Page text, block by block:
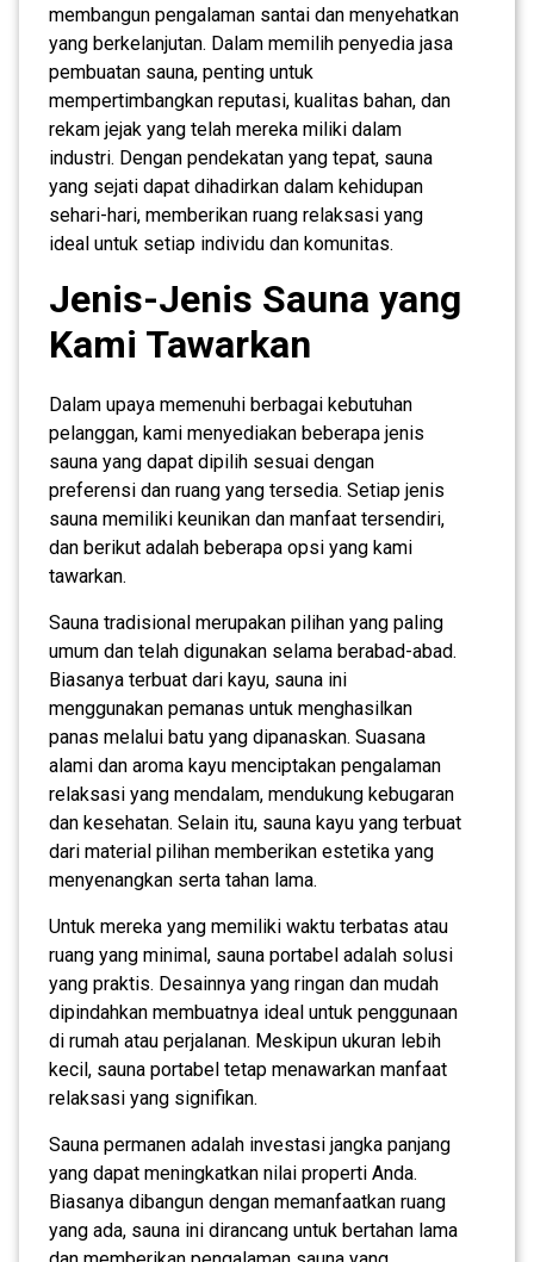
membangun pengalaman santai dan menyehatkan
yang berkelanjutan. Dalam memilih penyedia jasa
pembuatan sauna, penting untuk
mempertimbangkan reputasi, kualitas bahan, dan
rekam jejak yang telah mereka miliki dalam
industri. Dengan pendekatan yang tepat, sauna
yang sejati dapat dihadirkan dalam kehidupan
sehari-hari, memberikan ruang relaksasi yang
ideal untuk setiap individu dan komunitas.
Jenis-Jenis Sauna yang
Kami Tawarkan
Dalam upaya memenuhi berbagai kebutuhan
pelanggan, kami menyediakan beberapa jenis
sauna yang dapat dipilih sesuai dengan
preferensi dan ruang yang tersedia. Setiap jenis
sauna memiliki keunikan dan manfaat tersendiri,
dan berikut adalah beberapa opsi yang kami
tawarkan.
Sauna tradisional merupakan pilihan yang paling
umum dan telah digunakan selama berabad-abad.
Biasanya terbuat dari kayu, sauna ini
menggunakan pemanas untuk menghasilkan
panas melalui batu yang dipanaskan. Suasana
alami dan aroma kayu menciptakan pengalaman
relaksasi yang mendalam, mendukung kebugaran
dan kesehatan. Selain itu, sauna kayu yang terbuat
dari material pilihan memberikan estetika yang
menyenangkan serta tahan lama.
Untuk mereka yang memiliki waktu terbatas atau
ruang yang minimal, sauna portabel adalah solusi
yang praktis. Desainnya yang ringan dan mudah
dipindahkan membuatnya ideal untuk penggunaan
di rumah atau perjalanan. Meskipun ukuran lebih
kecil, sauna portabel tetap menawarkan manfaat
relaksasi yang signifikan.
Sauna permanen adalah investasi jangka panjang
yang dapat meningkatkan nilai properti Anda.
Biasanya dibangun dengan memanfaatkan ruang
yang ada, sauna ini dirancang untuk bertahan lama